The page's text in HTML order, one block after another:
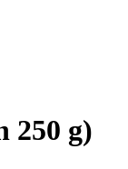
250 g)